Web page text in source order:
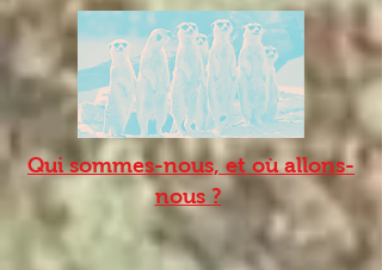
Qui sommes-nous, et où allons-
nous ?